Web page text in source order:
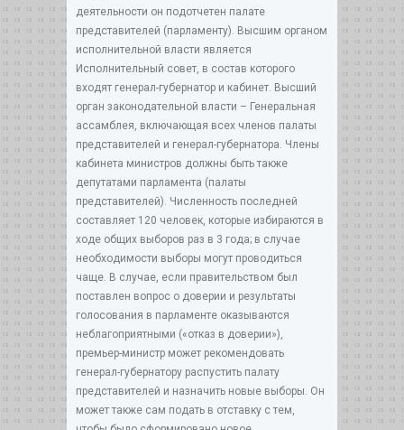
деятельности он подотчетен палате
представителей (парламенту). Высшим органом
исполнительной власти является
Исполнительный совет, в состав которого
входят генерал-губернатор и кабинет. Высший
орган законодательной власти – Генеральная
ассамблея, включающая всех членов палаты
представителей и генерал-губернатора. Члены
кабинета министров должны быть также
депутатами парламента (палаты
представителей). Численность последней
составляет 120 человек, которые избираются в
ходе общих выборов раз в 3 года; в случае
необходимости выборы могут проводиться
чаще. В случае, если правительством был
поставлен вопрос о доверии и результаты
голосования в парламенте оказываются
неблагоприятными («отказ в доверии»),
премьер-министр может рекомендовать
генерал-губернатору распустить палату
представителей и назначить новые выборы. Он
может также сам подать в отставку с тем,